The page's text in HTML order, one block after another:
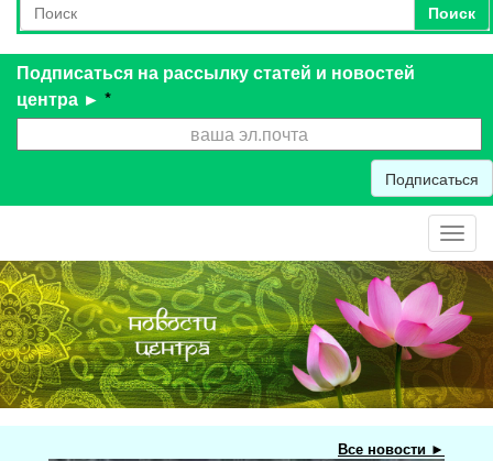
Форма поиска
Поиск
Поиск
Подписаться на рассылку статей и новостей
центра ► *
Подписаться
Все новости ►